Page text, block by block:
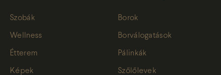
Szobák
Wellness
Étterem
Képek
Borok
Borválogatások
Pálinkák
Szőlőlevek